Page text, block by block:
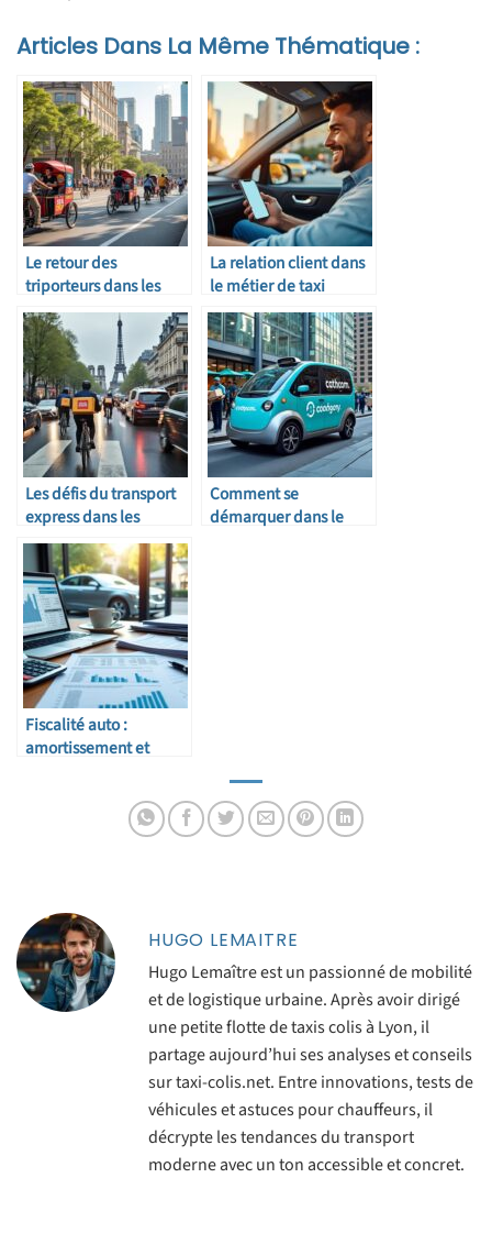
Articles Dans La Même Thématique :
Le retour des
triporteurs dans les
grandes métropoles
La relation client dans
le métier de taxi
indépendant
Les défis du transport
express dans les
grandes villes
françaises
Comment se
démarquer dans le
Fiscalité auto :
amortissement et
HUGO LEMAITRE
Hugo Lemaître est un passionné de mobilité
et de logistique urbaine. Après avoir dirigé
une petite flotte de taxis colis à Lyon, il
partage aujourd’hui ses analyses et conseils
sur taxi-colis.net. Entre innovations, tests de
véhicules et astuces pour chauffeurs, il
décrypte les tendances du transport
moderne avec un ton accessible et concret.